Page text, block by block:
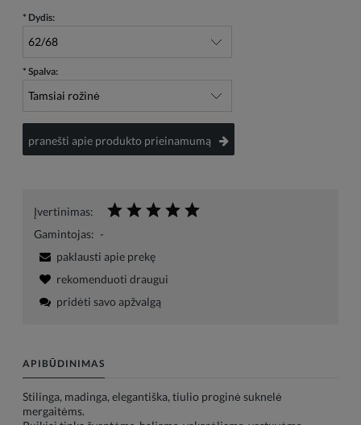
* Dydis:
* Spalva:
pranešti apie produkto prieinamumą
Įvertinimas:
Gamintojas: -
paklausti apie prekę
rekomenduoti draugui
pridėti savo apžvalgą
APIBŪDINIMAS
Stilinga, madinga, elegantiška, tiulio proginė suknelė
mergaitėms.